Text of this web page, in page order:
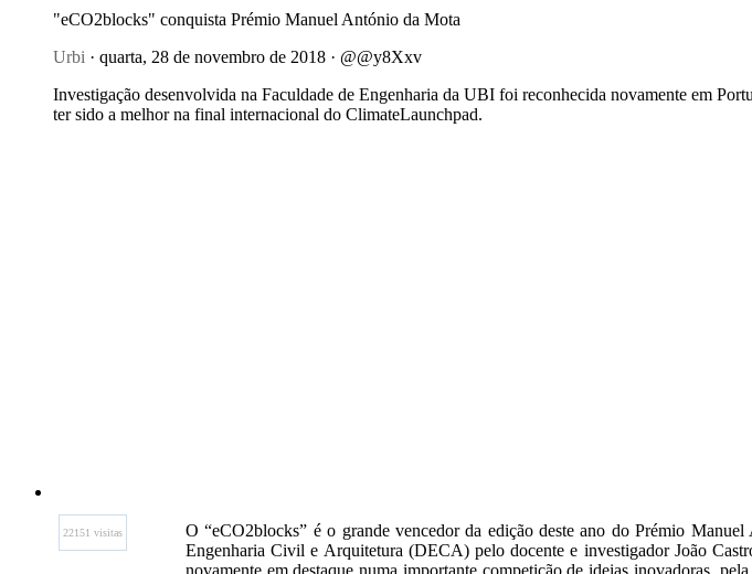
"eCO2blocks" conquista Prémio Manuel António da Mota
Urbi · quarta, 28 de novembro de 2018 · @@y8Xxv
Investigação desenvolvida na Faculdade de Engenharia da UBI foi reconhecida novamente em
ter sido a melhor na final internacional do ClimateLaunchpad.
22151 visitas
O “eCO2blocks” é o grande vencedor da edição deste ano do Prémio
Engenharia Civil e Arquitetura (DECA) pelo docente e investigador João
novamente em destaque numa importante competição de ideias inovadoras,